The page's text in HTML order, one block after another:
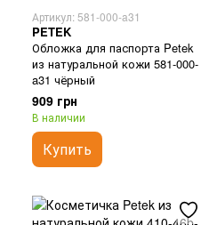
Артикул: 581-000-a31
PETEK
Обложка для паспорта Petek
из натуральной кожи 581-000-
a31 чёрный
909 грн
В наличии
Купить